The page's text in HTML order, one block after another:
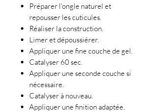
Préparer l’ongle naturel et
repousser les cuticules.
Réaliser la construction.
Limer et dépoussiérer.
Appliquer une fine couche de gel.
Catalyser 60 sec.
Appliquer une seconde couche si
nécessaire.
Catalyser à nouveau.
Appliquer une finition adaptée.